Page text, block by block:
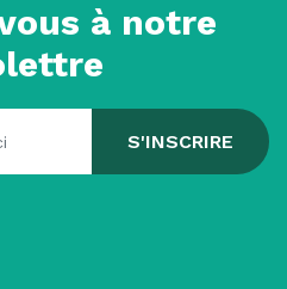
à notre